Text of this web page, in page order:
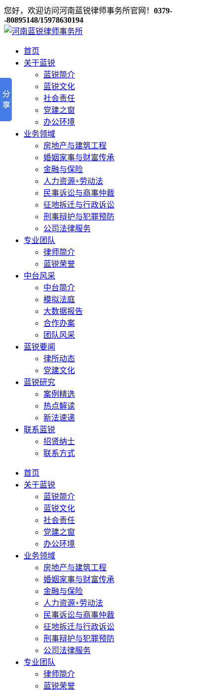
您好，欢迎访问河南蓝锐律师事务所官网！ 0379-
-80895148/15978630194
首页
关于蓝锐
蓝锐简介
蓝锐文化
社会责任
党建之窗
办公环境
业务领域
房地产与建筑工程
婚姻家事与财富传承
金融与保险
人力资源+劳动法
民事诉讼与商事仲裁
征地拆迁与行政诉讼
刑事辩护与犯罪预防
公司法律服务
专业团队
律师简介
蓝锐荣誉
中台风采
中台简介
模拟法庭
大数据报告
合作办案
团队风采
蓝锐要闻
律所动态
党建文化
蓝锐研究
案例精选
热点解读
新法速递
联系蓝锐
招贤纳士
联系方式
首页
关于蓝锐
蓝锐简介
蓝锐文化
社会责任
党建之窗
办公环境
业务领域
房地产与建筑工程
婚姻家事与财富传承
金融与保险
人力资源+劳动法
民事诉讼与商事仲裁
征地拆迁与行政诉讼
刑事辩护与犯罪预防
公司法律服务
专业团队
律师简介
蓝锐荣誉